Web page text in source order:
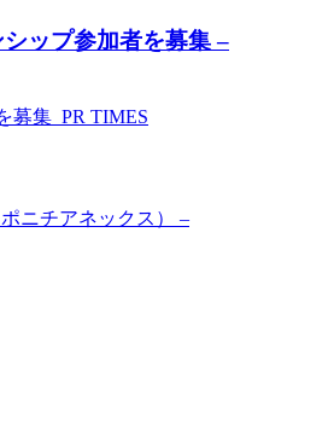
ップ参加者を募集 –
募集 PR TIMES
ニチアネックス） –